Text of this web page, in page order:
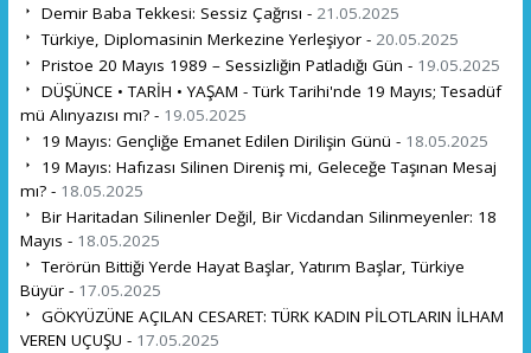
Demir Baba Tekkesi: Sessiz Çağrısı - 21.05.2025
Türkiye, Diplomasinin Merkezine Yerleşiyor - 20.05.2025
Pristoe 20 Mayıs 1989 – Sessizliğin Patladığı Gün - 19.05.2025
DÜŞÜNCE • TARİH • YAŞAM - Türk Tarihi'nde 19 Mayıs; Tesadüf
mü Alınyazısı mı? - 19.05.2025
19 Mayıs: Gençliğe Emanet Edilen Dirilişin Günü - 18.05.2025
19 Mayıs: Hafızası Silinen Direniş mi, Geleceğe Taşınan Mesaj
mı? - 18.05.2025
Bir Haritadan Silinenler Değil, Bir Vicdandan Silinmeyenler: 18
Mayıs - 18.05.2025
Terörün Bittiği Yerde Hayat Başlar, Yatırım Başlar, Türkiye
Büyür - 17.05.2025
GÖKYÜZÜNE AÇILAN CESARET: TÜRK KADIN PİLOTLARIN İLHAM
VEREN UÇUŞU - 17.05.2025